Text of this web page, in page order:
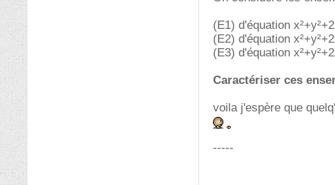
(E1) d'équation
(E2) d'équation
(E3) d'équation
Caractériser ces
voila j'espère que
-----